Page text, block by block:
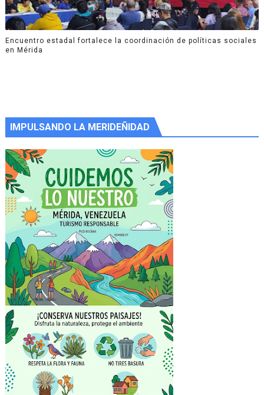
Encuentro estadal fortalece la coordinación de políticas sociales
en Mérida
IMPULSANDO LA MERIDEÑIDAD